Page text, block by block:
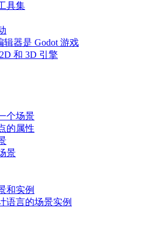
具集
辑器是 Godot 游戏
和 3D 引擎
个场景
的属性
景
和实例
语言的场景实例